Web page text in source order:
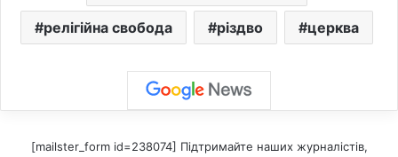
релігійна свобода різдво церква
[mailster_form id=238074] Підтримайте наших журналістів,